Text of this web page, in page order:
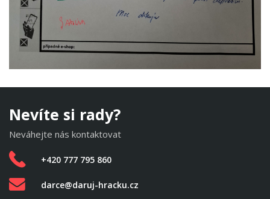
Nevíte si rady?
Neváhejte nás kontaktovat
+420 777 795 860
darce@daruj-hracku.cz